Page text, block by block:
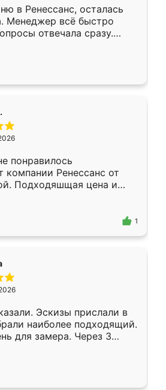
в Ренессанс, осталась
Менеджер всё быстро
отвечала сразу.
в субботу, подошёл к
Собрали
аккуратно, даже
понравилось
компании Ренессанс от
Подходяшщая цена и
Приехавший
Владислав
эскизу самый
1
Эскизы прислали в
наиболее подходящий.
для замера. Через 3
уже готова. Остались
Спасибо Ренессанс
работу!